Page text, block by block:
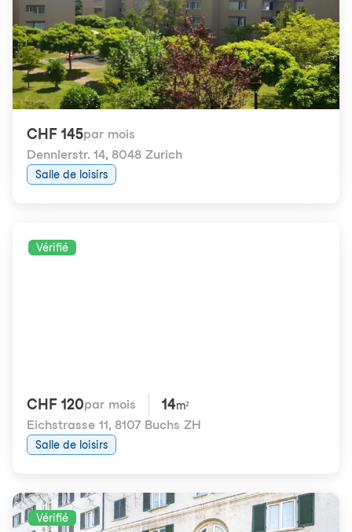
CHF 145par mois
Dennlerstr. 14, 8048 Zurich
Salle de loisirs
Vérifié
CHF 120par mois 14m²
Eichstrasse 11, 8107 Buchs ZH
Salle de loisirs
Vérifié